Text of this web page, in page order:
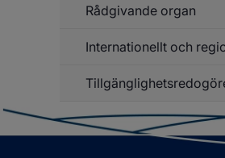
Rådgivande organ
Internationellt och